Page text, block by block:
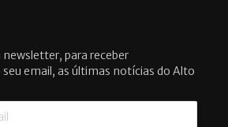
newsletter, para receber
email, as últimas notícias do Alto